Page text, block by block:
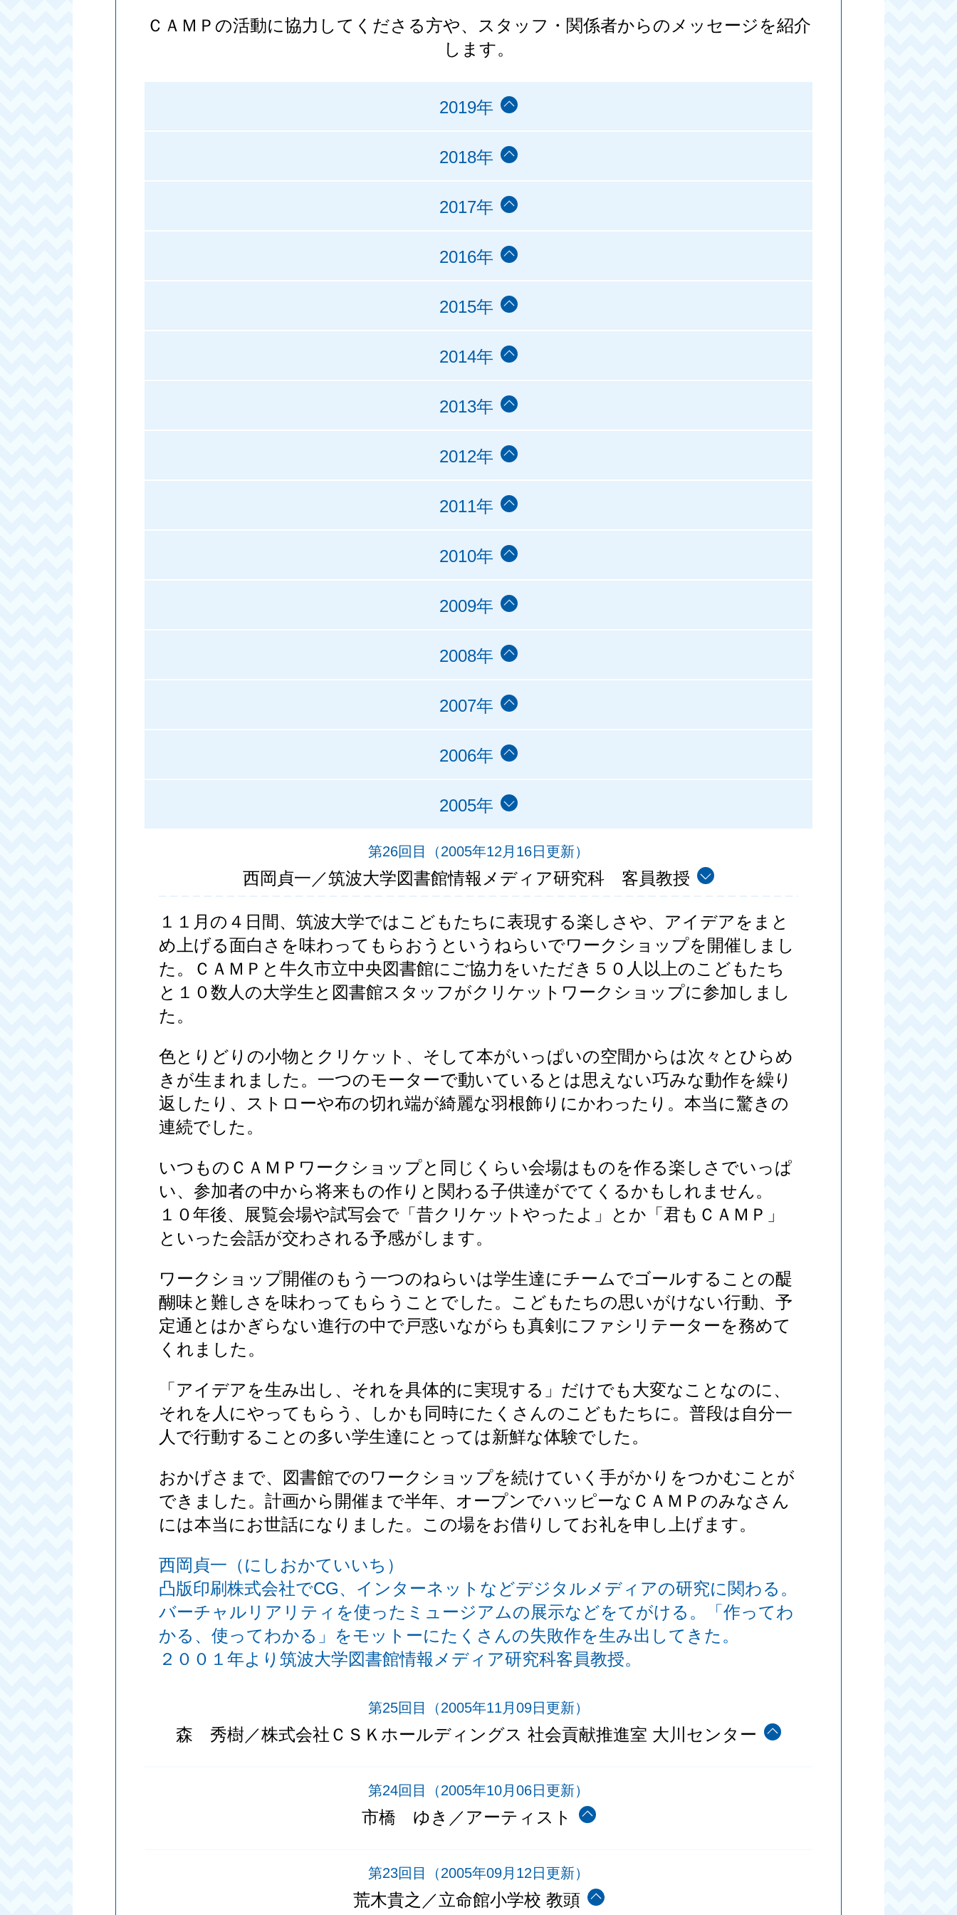
ＣＡＭＰの活動に協力してくださる方や、スタッフ・関係者からのメッセージを紹介
します。
2019年
2018年
2017年
2016年
2015年
2014年
2013年
2012年
2011年
2010年
2009年
2008年
2007年
2006年
2005年
第26回目 （2005年12月16日更新）
西岡貞一／筑波大学図書館情報メディア研究科 客員教授
１１月の４日間、筑波大学ではこどもたちに表現する楽しさや、アイデアをまと
め上げる面白さを味わってもらおうというねらいでワークショップを開催しまし
た。ＣＡＭＰと牛久市立中央図書館にご協力をいただき５０人以上のこどもたち
と１０数人の大学生と図書館スタッフがクリケットワークショップに参加しまし
た。
色とりどりの小物とクリケット、そして本がいっぱいの空間からは次々とひらめ
きが生まれました。一つのモーターで動いているとは思えない巧みな動作を繰り
返したり、ストローや布の切れ端が綺麗な羽根飾りにかわったり。本当に驚きの
連続でした。
いつものＣＡＭＰワークショップと同じくらい会場はものを作る楽しさでいっぱ
い、参加者の中から将来もの作りと関わる子供達がでてくるかもしれません。
１０年後、展覧会場や試写会で「昔クリケットやったよ」とか「君もＣＡＭＰ」
といった会話が交わされる予感がします。
ワークショップ開催のもう一つのねらいは学生達にチームでゴールすることの醍
醐味と難しさを味わってもらうことでした。こどもたちの思いがけない行動、予
定通とはかぎらない進行の中で戸惑いながらも真剣にファシリテーターを務めて
くれました。
「アイデアを生み出し、それを具体的に実現する」だけでも大変なことなのに、
それを人にやってもらう、しかも同時にたくさんのこどもたちに。普段は自分一
人で行動することの多い学生達にとっては新鮮な体験でした。
おかげさまで、図書館でのワークショップを続けていく手がかりをつかむことが
できました。計画から開催まで半年、オープンでハッピーなＣＡＭＰのみなさん
には本当にお世話になりました。この場をお借りしてお礼を申し上げます。
西岡貞一（にしおかていいち）
凸版印刷株式会社でCG、インターネットなどデジタルメディアの研究に関わる。
バーチャルリアリティを使ったミュージアムの展示などをてがける。「作ってわ
かる、使ってわかる」をモットーにたくさんの失敗作を生み出してきた。
２００１年より筑波大学図書館情報メディア研究科客員教授。
第25回目 （2005年11月09日更新）
森 秀樹／株式会社ＣＳＫホールディングス 社会貢献推進室 大川センター
第24回目 （2005年10月06日更新）
市橋 ゆき／アーティスト
第23回目 （2005年09月12日更新）
荒木貴之／立命館小学校 教頭